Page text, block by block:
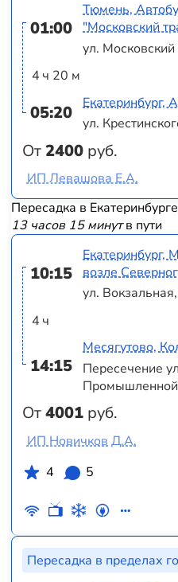
01:00
4 ч 20 м
05:20
От2400 руб.
Тюмень,
"Московский
ул.
Екатеринбург,
ул.
ИП Левашова Е.А.
Пересадка в
13 часов 15 минутв пути
10:15
4 ч
14:15
От4001 руб.
Екатеринбург,
возле
ул.
Месягутово,
Пересечение
Промышленной
ИП Новичков Д.А.
4
5
Пересадка в пределах